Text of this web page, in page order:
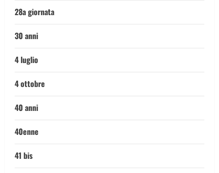
28a giornata
30 anni
4 luglio
4 ottobre
40 anni
40enne
41 bis